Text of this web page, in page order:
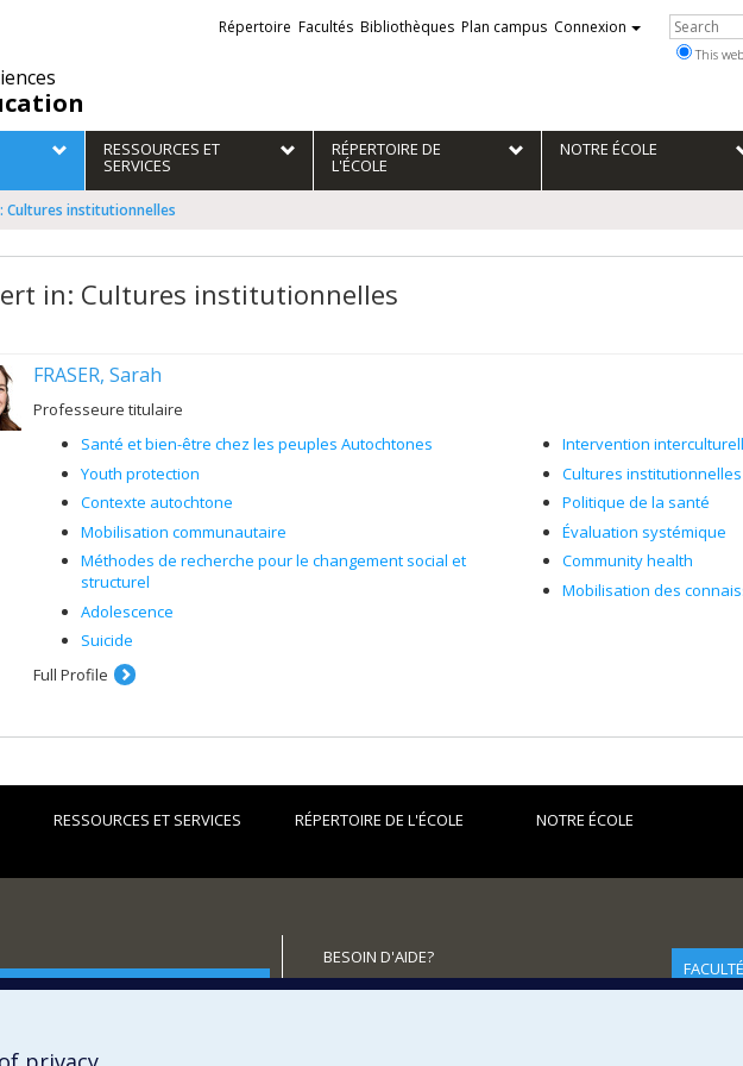
Liens
externes
Répertoire Facultés Bibliothèques Plan campus Connexion
This
RESSOURCES ET
SERVICES
RÉPERTOIRE DE
L'ÉCOLE
NOTRE ÉCOLE
Cultures institutionnelles
in: Cultures institutionnelles
FRASER, Sarah
Professeure titulaire
Santé et bien-être chez les peuples Autochtones
Youth protection
Contexte autochtone
Mobilisation communautaire
Méthodes de recherche pour le changement social et
structurel
Adolescence
Suicide
Intervention
Cultures institutionnelles
Politique de la santé
Évaluation systémique
Community health
Mobilisation des
Full Profile
RESSOURCES ET SERVICES RÉPERTOIRE DE L'ÉCOLE NOTRE ÉCOLE
soutenir l'École?
BESOIN D'AIDE?
Plan du site